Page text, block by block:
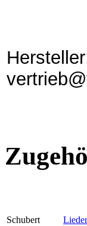
Schubert